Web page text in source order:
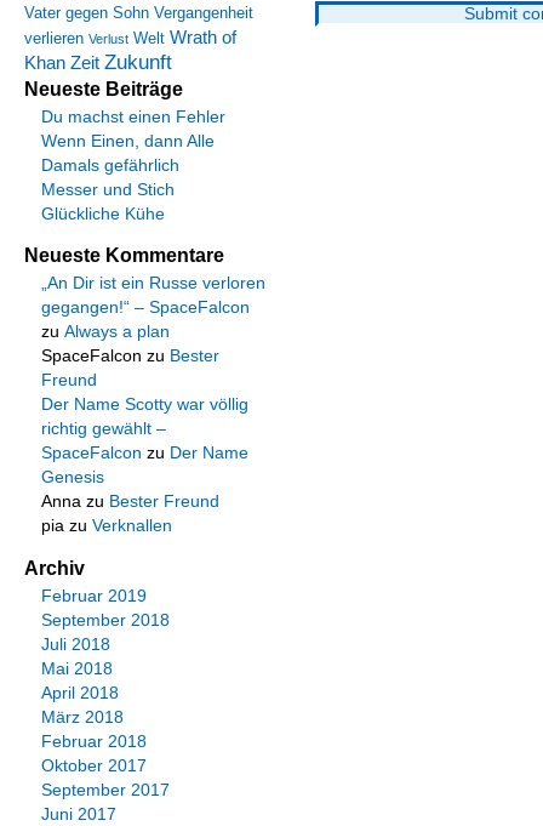
Vater gegen Sohn Vergangenheit
verlieren Verlust Welt Wrath of
Khan Zeit Zukunft
Neueste Beiträge
Du machst einen Fehler
Wenn Einen, dann Alle
Damals gefährlich
Messer und Stich
Glückliche Kühe
Neueste Kommentare
„An Dir ist ein Russe verloren
gegangen!“ – SpaceFalcon
zu Always a plan
SpaceFalcon zu Bester
Freund
Der Name Scotty war völlig
richtig gewählt –
SpaceFalcon zu Der Name
Genesis
Annazu Bester Freund
piazu Verknallen
Archiv
Februar 2019
September 2018
Juli 2018
Mai 2018
April 2018
März 2018
Februar 2018
Oktober 2017
September 2017
Juni 2017